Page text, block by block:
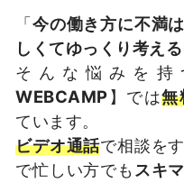
「今の働き方に不満
しくてゆっくり考え
そんな悩みを持
WEBCAMP】では無
ています。
ビデオ通話で相談を
で忙しい方でも スキ